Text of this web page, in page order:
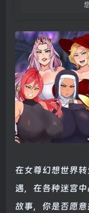
在女尊幻想世界
遇，在各种迷宫
故事，你是否愿